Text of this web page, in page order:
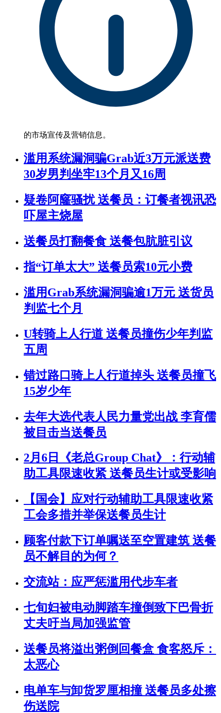
的市场宣传及营销信息。
滥用系统漏洞骗Grab近3万元派送费
30岁男判坐牢13个月又16周
疑卷阿窿骚扰 送餐员：订餐者视讯恐
吓屋主烧屋
送餐员打翻餐食 送餐包肮脏引议
指“订单太大” 送餐员索10元小费
滥用Grab系统漏洞骗逾1万元 送货员
判监七个月
U转骑上人行道 送餐员撞伤少年判监
五周
错过路口骑上人行道掉头 送餐员撞飞
15岁少年
去年大选代表人民力量党出战 李育儒
被目击当送餐员
2月6日《老总Group Chat》：行动辅
助工具限速收紧 送餐员生计或受影响
【国会】应对行动辅助工具限速收紧
工会多措并举保送餐员生计
顾客付款下订单嘱送至空置建筑 送餐
员不解目的为何？
交流站：应严惩滥用代步车者
七旬妇被电动脚踏车撞倒致下巴骨折
丈夫吁当局加强监管
送餐员将溢出粥倒回餐盒 食客怒斥：
太恶心
电单车与卸货罗厘相撞 送餐员多处擦
伤送院